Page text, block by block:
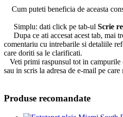
Cum puteti beneficia de aceasta
Simplu: dati click pe tab-ul Scrie
Dupa ce ati accesat acest tab, mai
comentariu cu intrebarile si detaliile
care doriti sa le clarificati.
Veti primi raspunsul tot in campurile
sau in scris la adresa de e-mail pe
Produse recomandate